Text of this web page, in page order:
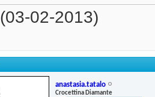
(03-02-2013)
anastasia.tatalo
Crocettina Diamante